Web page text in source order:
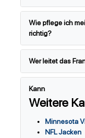
Wie pflege ich
richtig?
Wer leitet das
Kann
Weitere
Minnesota
NFL Jacken